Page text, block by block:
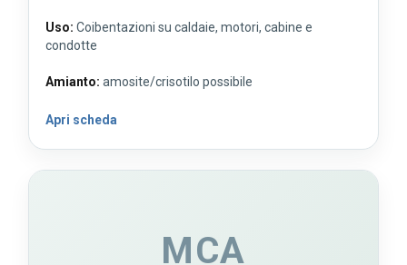
Uso: Coibentazioni su caldaie, motori, cabine e
condotte
Amianto: amosite/crisotilo possibile
Apri scheda
MCA